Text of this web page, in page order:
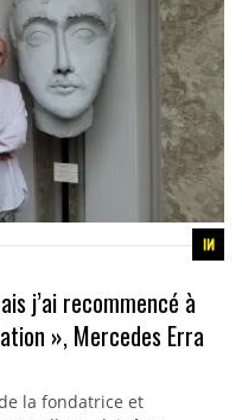
j’ai recommencé à
», Mercedes Erra
la fondatrice et